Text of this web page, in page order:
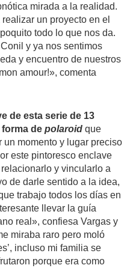
mirada a la realidad.
un proyecto en el
todo lo que nos da.
y ya nos sentimos
y encuentro de nuestros
amour!», comenta
de esta serie de 13
forma depolaroid que
un momento y lugar preciso
este pintoresco enclave
y vincularlo a
de darle sentido a la idea,
trabajo todos los días en
llevar la guía
real», confiesa Vargas y
miraba raro pero moló
incluso mi familia se
porque era como